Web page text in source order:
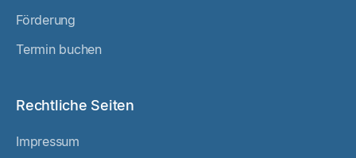
Förderung
Termin buchen
Rechtliche Seiten
Impressum